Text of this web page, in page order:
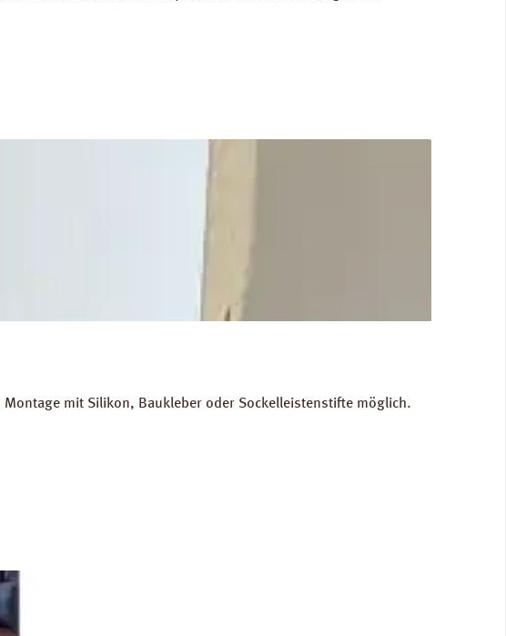
200 mµ. Gewicht als Grundlage für die Berechnung der
mit Silikon, Baukleber oder Sockelleistenstifte möglich.